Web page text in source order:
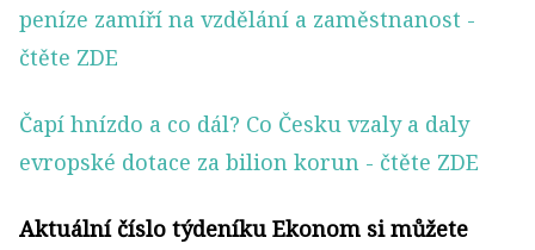
peníze zamíří na vzdělání a zaměstnanost -
čtěte ZDE
Čapí hnízdo a co dál? Co Česku vzaly a daly
evropské dotace za bilion korun - čtěte ZDE
Aktuální číslo týdeníku Ekonom si můžete